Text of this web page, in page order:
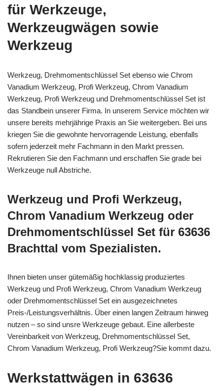
für Werkzeuge,
Werkzeugwägen sowie
Werkzeug
Werkzeug, Drehmomentschlüssel Set ebenso wie Chrom
Vanadium Werkzeug, Profi Werkzeug, Chrom Vanadium
Werkzeug, Profi Werkzeug und Drehmomentschlüssel Set ist
das Standbein unserer Firma. In unserem Service möchten wir
unsere bereits mehrjährige Praxis an Sie weitergeben. Bei uns
kriegen Sie die gewohnte hervorragende Leistung, ebenfalls
sofern jederzeit mehr Fachmann in den Markt pressen.
Rekrutieren Sie den Fachmann und erschaffen Sie grade bei
Werkzeuge null Abstriche.
Werkzeug und Profi Werkzeug,
Chrom Vanadium Werkzeug oder
Drehmomentschlüssel Set für 63636
Brachttal vom Spezialisten.
Ihnen bieten unser gütemäßig hochklassig produziertes
Werkzeug und Profi Werkzeug, Chrom Vanadium Werkzeug
oder Drehmomentschlüssel Set ein ausgezeichnetes
Preis-/Leistungsverhältnis. Über einen langen Zeitraum hinweg
nutzen – so sind unsre Werkzeuge gebaut. Eine allerbeste
Vereinbarkeit von Werkzeug, Drehmomentschlüssel Set,
Chrom Vanadium Werkzeug, Profi Werkzeug?Sie kommt dazu.
Werkstattwägen in 63636